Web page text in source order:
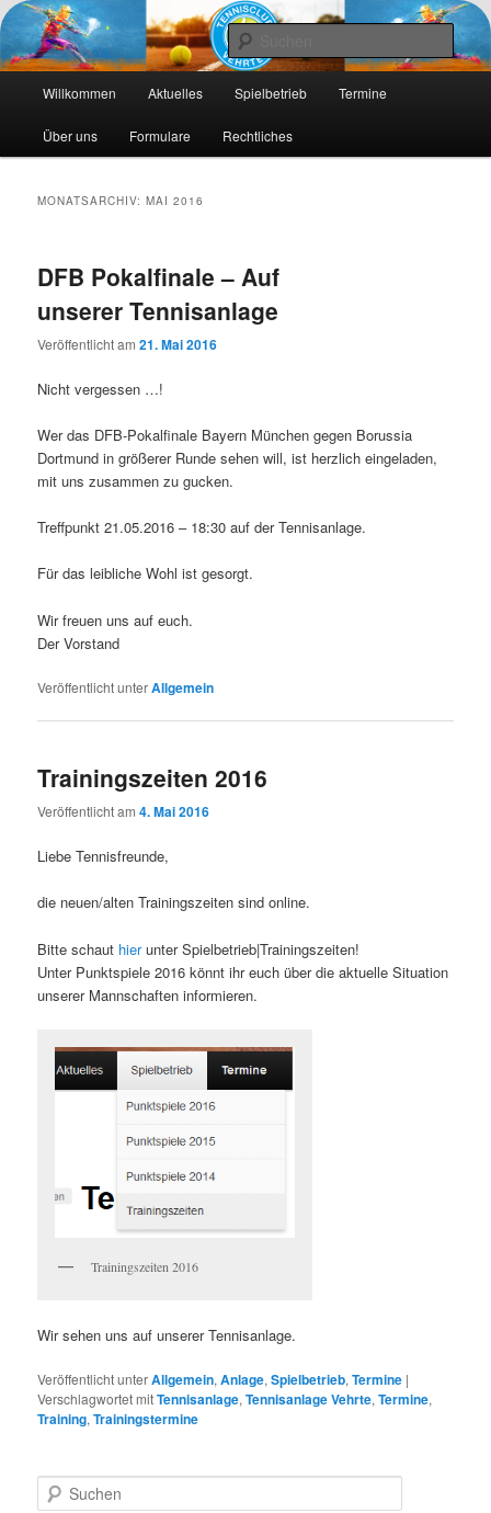
Tennis-Vehrte
Die Webseite des Tennisclub Vehrte e. V.
Zum
primären
Zum
sekundären
Willkommen Aktuelles Spielbetrieb Termine
Über uns Formulare Rechtliches
MONATSARCHIV:MAI 2016
DFB Pokalfinale – Auf
unserer Tennisanlage
Veröffentlicht am21. Mai 2016
Nicht vergessen …!
Wer das DFB-Pokalfinale Bayern München gegen Borussia
Dortmund in größerer Runde sehen will, ist herzlich eingeladen,
mit uns zusammen zu gucken.
Treffpunkt 21.05.2016 – 18:30 auf der Tennisanlage.
Für das leibliche Wohl ist gesorgt.
Wir freuen uns auf euch.
Der Vorstand
Veröffentlicht unterAllgemein
Trainingszeiten 2016
Veröffentlicht am4. Mai 2016
Liebe Tennisfreunde,
die neuen/alten Trainingszeiten sind online.
Bitte schaut hierunter Spielbetrieb|Trainingszeiten!
Unter Punktspiele 2016 könnt ihr euch über die aktuelle Situation
unserer Mannschaften informieren.
Trainingszeiten 2016
Wir sehen uns auf unserer Tennisanlage.
Veröffentlicht unterAllgemein,Anlage,Spielbetrieb,Termine |
Verschlagwortet mitTennisanlage,Tennisanlage Vehrte,Termine,
Training,Trainingstermine
u